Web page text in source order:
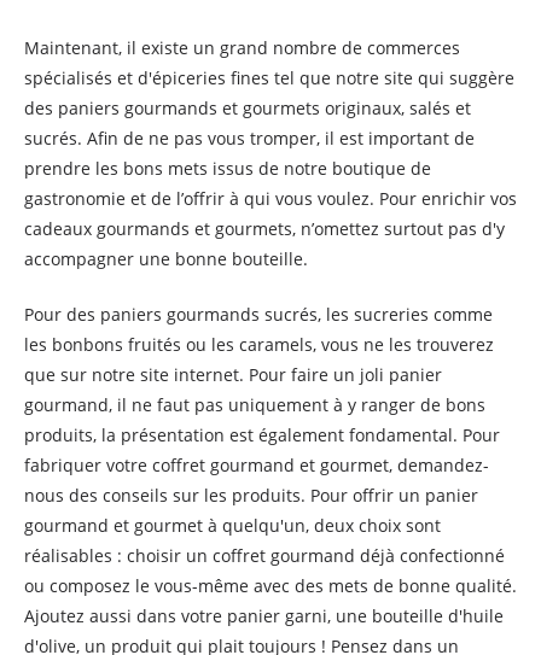
Maintenant, il existe un grand nombre de commerces
spécialisés et d'épiceries fines tel que notre site qui suggère
des paniers gourmands et gourmets originaux, salés et
sucrés. Afin de ne pas vous tromper, il est important de
prendre les bons mets issus de notre boutique de
gastronomie et de l’offrir à qui vous voulez. Pour enrichir vos
cadeaux gourmands et gourmets, n’omettez surtout pas d'y
accompagner une bonne bouteille.
Pour des paniers gourmands sucrés, les sucreries comme
les bonbons fruités ou les caramels, vous ne les trouverez
que sur notre site internet. Pour faire un joli panier
gourmand, il ne faut pas uniquement à y ranger de bons
produits, la présentation est également fondamental. Pour
fabriquer votre coffret gourmand et gourmet, demandez-
nous des conseils sur les produits. Pour offrir un panier
gourmand et gourmet à quelqu'un, deux choix sont
réalisables : choisir un coffret gourmand déjà confectionné
ou composez le vous-même avec des mets de bonne qualité.
Ajoutez aussi dans votre panier garni, une bouteille d'huile
d'olive, un produit qui plait toujours ! Pensez dans un